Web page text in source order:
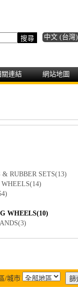
中文 (台灣)
關連結 網站地圖
& RUBBER SETS(13)
WHEELS(10)
/城市